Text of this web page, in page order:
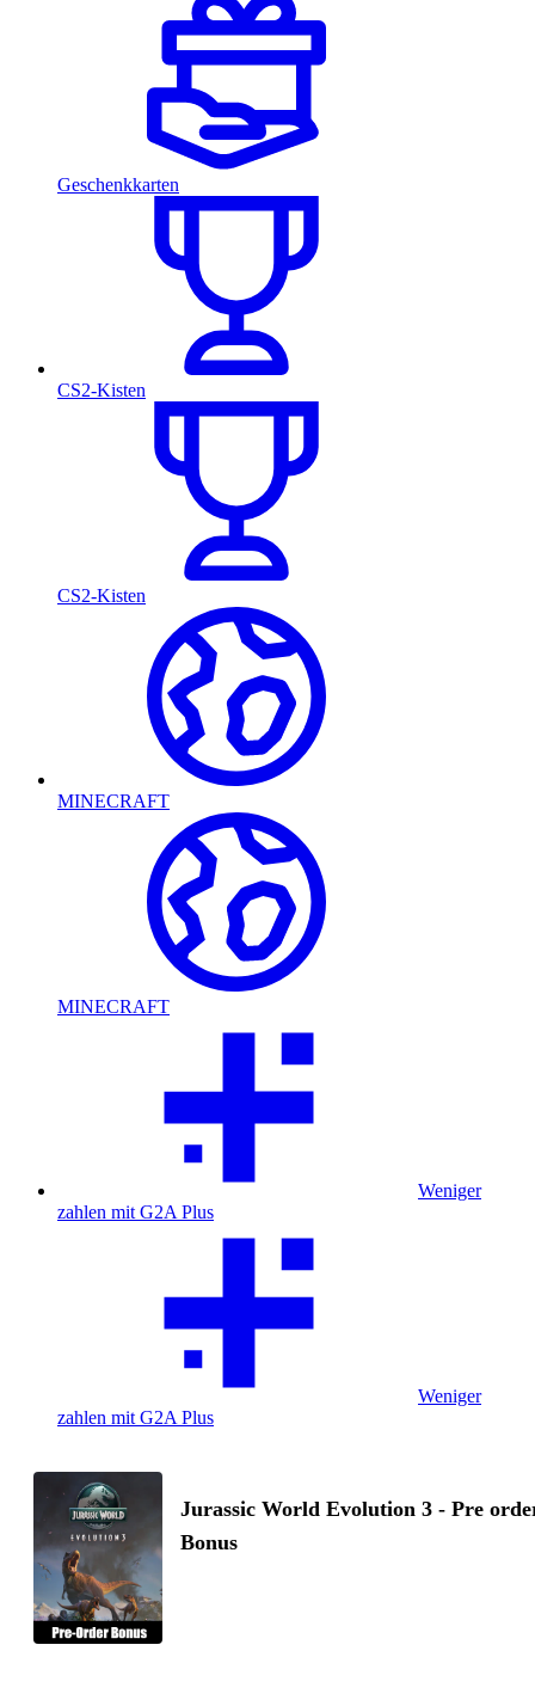
Geschenkkarten
CS2-Kisten
CS2-Kisten
MINECRAFT
MINECRAFT
Weniger
zahlen mit G2A Plus
Weniger
zahlen mit G2A Plus
Jurassic World Evolution 3 - Pre
Bonus